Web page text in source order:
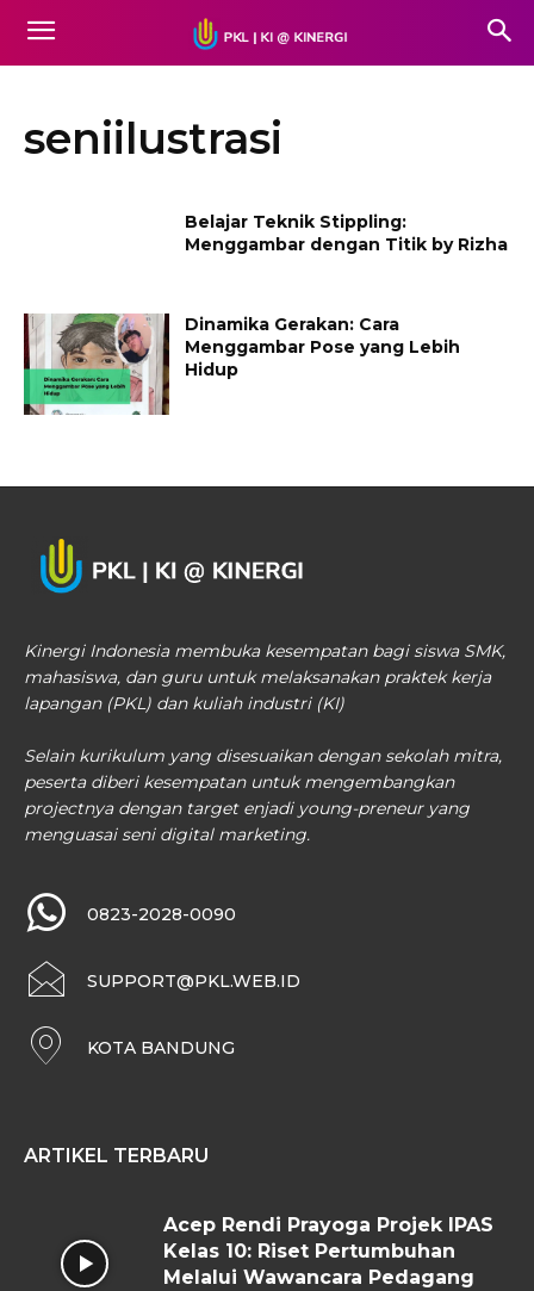
seniilustrasi
Belajar Teknik Stippling:
Menggambar dengan Titik by Rizha
Dinamika Gerakan: Cara
Menggambar Pose yang Lebih
Hidup
Kinergi Indonesia membuka kesempatan bagi siswa SMK,
mahasiswa, dan guru untuk melaksanakan praktek kerja
lapangan (PKL) dan kuliah industri (KI)
Selain kurikulum yang disesuaikan dengan sekolah mitra,
peserta diberi kesempatan untuk mengembangkan
projectnya dengan target enjadi young-preneur yang
menguasai seni digital marketing.
0823-2028-0090
SUPPORT@PKL.WEB.ID
KOTA BANDUNG
ARTIKEL TERBARU
Acep Rendi Prayoga Projek IPAS
Kelas 10: Riset Pertumbuhan
Melalui Wawancara Pedagang